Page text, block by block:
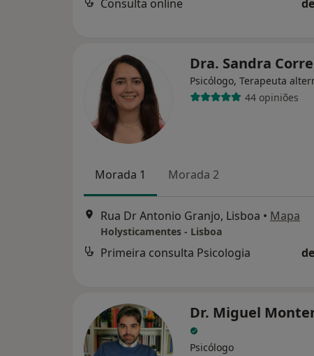
Consulta online
Dra. Sandra
Psicólogo, Terapeuta
44 opiniões
Morada 1 Morada 2
Rua Dr Antonio Granjo, Lisboa • Mapa
Holysticamentes - Lisboa
Primeira consulta Psicologia
Dr. Miguel
Psicólogo